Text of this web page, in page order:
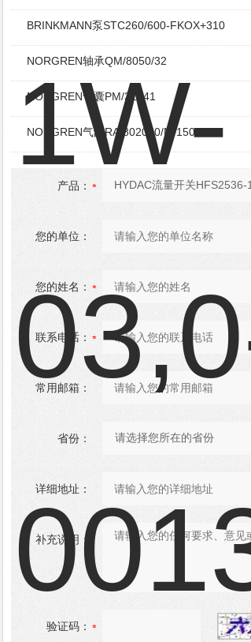
BRINKMANN泵STC260/600-FKOX+310
NORGREN轴承QM/8050/32
NORGREN气囊PM/31041
NORGREN气缸RA/802050/M/150
产品：
您的单位：
您的姓名：
联系电话：
常用邮箱：
省份：
详细地址：
补充说明：
验证码：